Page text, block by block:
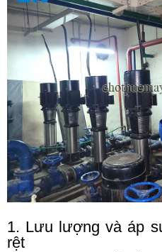
1. Lưu lượng và áp
rệt